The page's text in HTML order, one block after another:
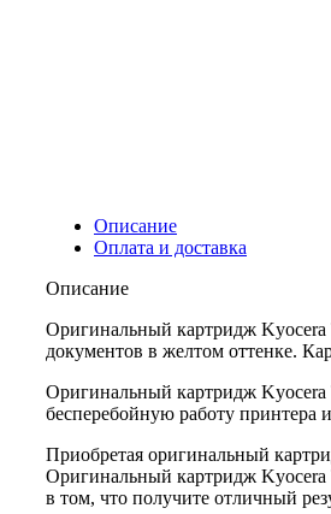
Описание
Оплата и доставка
Описание
Оригинальный картридж Kyocera
документов в желтом оттенке.
Оригинальный картридж Kyocera
бесперебойную работу принтера
Приобретая оригинальный
Оригинальный картридж
в том, что получите отличный